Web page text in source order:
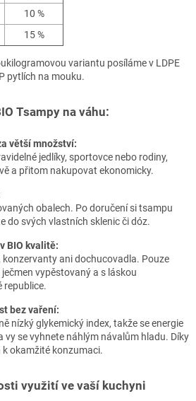
10 %
15 %
variantu posíláme v LDPE
pytlích na mouku.
Tsampy na váhu:
větší množství:
jedlíky, sportovce nebo rodiny,
a přitom nakupovat ekonomicky.
obalech. Po doručení si tsampu
do svých vlastních sklenic či dóz.
BIO kvalitě:
konzervanty ani dochucovadla. Pouze
vypěstovaný a s láskou
republice.
bez vaření:
nízký glykemický index, takže se energie
vy se vyhnete náhlým návalům hladu. Díky
k okamžité konzumaci.
využití ve vaší kuchyni